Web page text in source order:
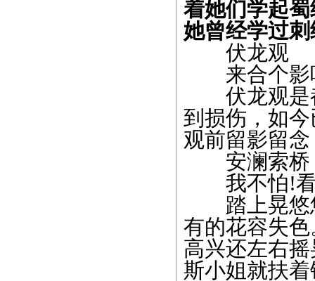
着她们学起
她曾经学过刺
伏龙观
来合个影
伏龙观是都
到损伤，如
观前留影留
安澜索桥
我不怕!看
踏上晃悠悠
有的花容失
高兴还左右
斯小姐就扶